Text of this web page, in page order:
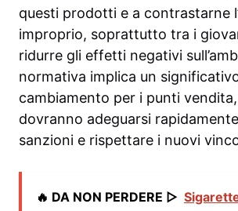
questi prodotti e a contrastarne
improprio, soprattutto tra i
ridurre gli effetti negativi
normativa implica un
cambiamento per i punti
dovranno adeguarsi
sanzioni e rispettare i nuovi
🔥 DA NON PERDERE ▷